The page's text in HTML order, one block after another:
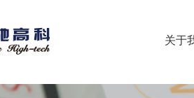
关于